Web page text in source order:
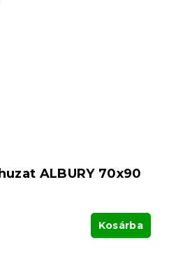
ALBURY 70x90
Kosárba